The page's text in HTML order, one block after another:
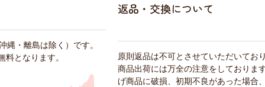
縄・離島は除く）です。
となります。
返品・交換について
原則返品は不可とさせていただいてお
商品出荷には万全の注意をしておりま
げ商品に破損、初期不良があった場合